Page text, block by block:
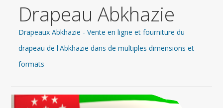
Drapeau Abkhazie
Drapeaux Abkhazie - Vente en ligne et fourniture du
drapeau de l'Abkhazie dans de multiples dimensions et
formats